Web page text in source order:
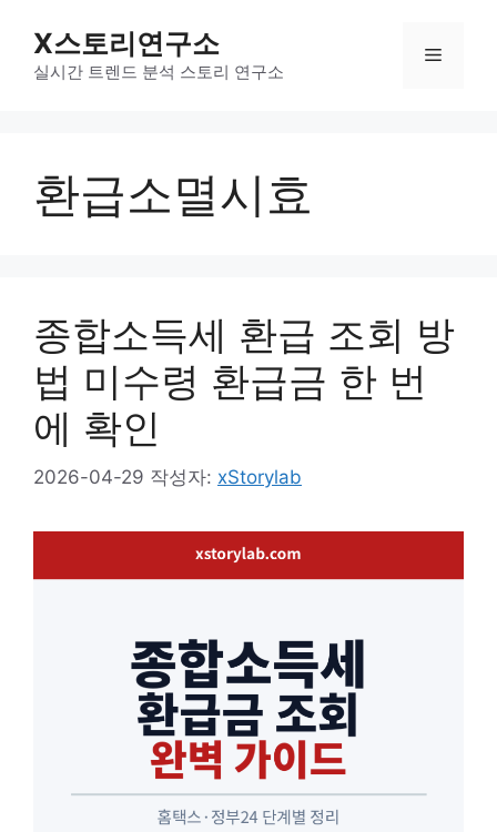
X스토리연구소
실시간 트렌드 분석 스토리 연구소
메
환급소멸시효
종합소득세 환급 조회 방
법 미수령 환급금 한 번
에 확인
2026-04-29 작성자: xStorylab